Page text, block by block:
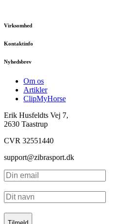
Virksomhed
Kontaktinfo
Nyhedsbrev
Om os
Artikler
ClipMyHorse
Erik Husfeldts Vej 7,
2630 Taastrup
CVR 32551440
support@zibrasport.dk